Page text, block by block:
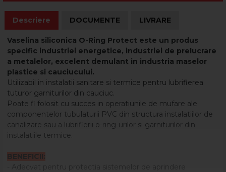
Descriere DOCUMENTE LIVRARE
Vaselina siliconica O-Ring Protect este un produs
specific industriei energetice, industriei de prelucrare
a metalelor, excelent demulant in industria maselor
plastice si cauciucului.
Utilizabil in instalatii sanitare si termice pentru lubrifierea
tuturor garniturilor din cauciuc.
Poate fi folosit cu succes in operatiunile de mufare ale
componentelor tubulaturii PVC din structura instalatiilor de
canalizare sau a lubrifierii o-ring-urilor si garniturilor din
instalatiile termice.
BENEFICII: